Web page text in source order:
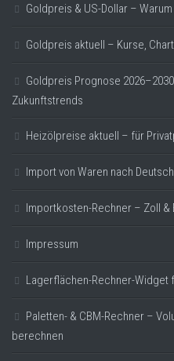
Goldpreis & US-Dollar –
Goldpreis aktuell – Kurse,
Goldpreis Prognose
Zukunftstrends
Heizölpreise aktuell – für
Import von Waren nach
Importkosten-Rechner – Zoll
Impressum
Lagerflächen-Rechner-Widget
Paletten- & CBM-Rechner –
berechnen